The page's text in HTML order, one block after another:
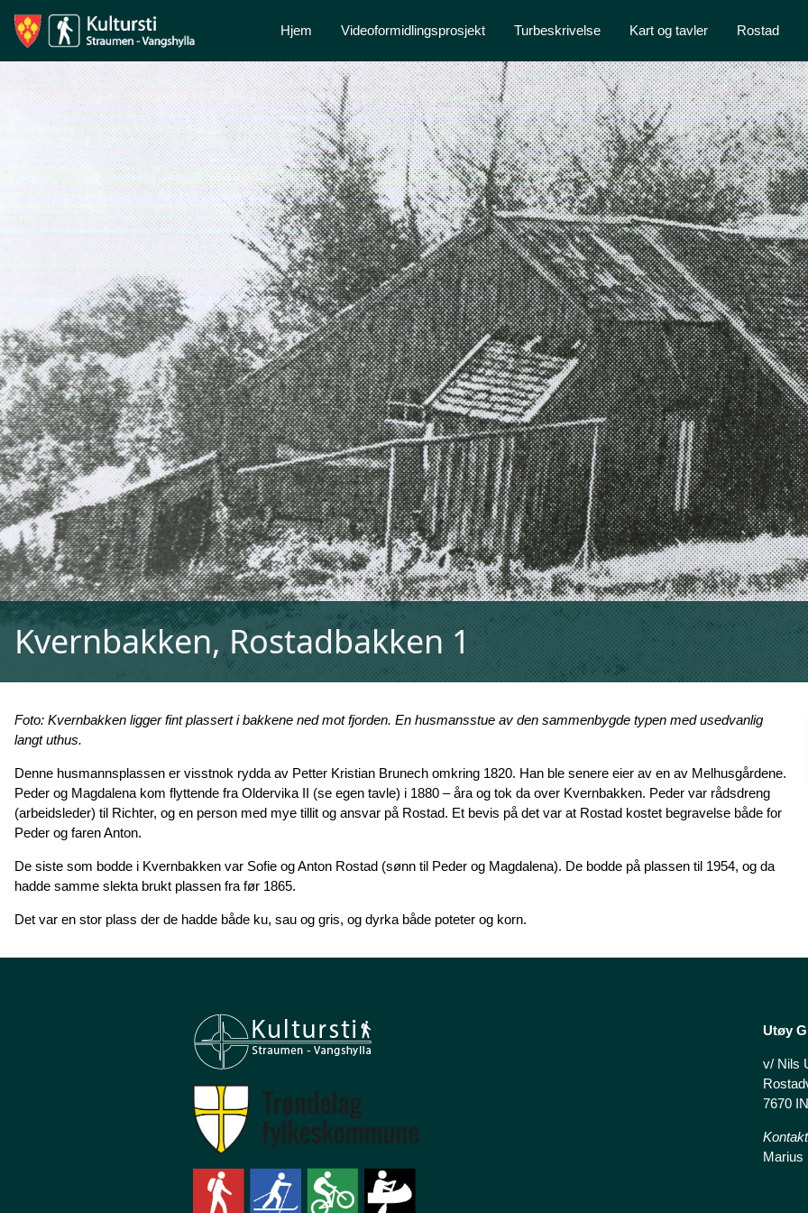
Hjem Videoformidlingsprosjekt Turbeskrivelse Kart og tavler Rostad
Kvernbakken, Rostadbakken 1
Foto: Kvernbakken ligger fint plassert i bakkene ned mot fjorden. En husmansstue av den sammenbygde typen med usedvanlig
langt uthus.
Denne husmannsplassen er visstnok rydda av Petter Kristian Brunech omkring 1820. Han ble senere eier av en av Melhusgårdene.
Peder og Magdalena kom flyttende fra Oldervika II (se egen tavle) i 1880 – åra og tok da over Kvernbakken. Peder var rådsdreng
(arbeidsleder) til Richter, og en person med mye tillit og ansvar på Rostad. Et bevis på det var at Rostad kostet begravelse både for
Peder og faren Anton.
De siste som bodde i Kvernbakken var Sofie og Anton Rostad (sønn til Peder og Magdalena). De bodde på plassen til 1954, og da
hadde samme slekta brukt plassen fra før 1865.
Det var en stor plass der de hadde både ku, sau og gris, og dyrka både poteter og korn.
Utøy
v/ Nils
7670
Marius